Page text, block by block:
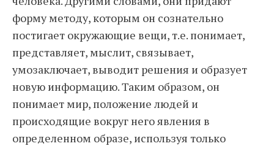
форму методу, которым он сознательно
постигает окружающие вещи, т.е. понимает,
представляет, мыслит, связывает,
умозаключает, выводит решения и образует
новую информацию. Таким образом, он
понимает мир, положение людей и
происходящие вокруг него явления в
определенном образе, используя только